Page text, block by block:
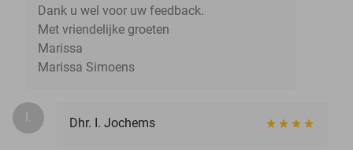
Dank u wel voor uw feedback.
Met vriendelijke groeten
Marissa
Marissa Simoens
I. Dhr. I. Jochems